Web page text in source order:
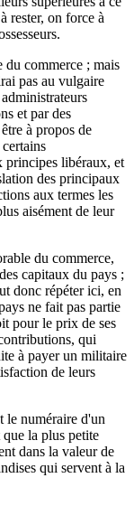
rester, on force à
du commerce ; mais
pas au vulgaire
et par des
à propos de
principes libéraux, et
des principaux
aux termes les
aisément de leur
du commerce,
capitaux du pays ;
donc répéter ici, en
ne fait pas partie
pour le prix de ses
qui
à payer un militaire
de leurs
le numéraire d'un
la plus petite
dans la valeur de
qui servent à la